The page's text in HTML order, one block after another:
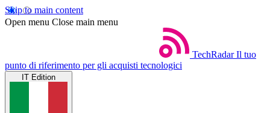
Skip to main content
Open menu Close main menu
TechRadar Il tuo
punto di riferimento per gli acquisti tecnologici
IT Edition